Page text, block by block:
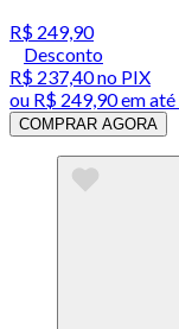
R$ 249,90
Desconto
R$ 237,40no PIX
ou R$ 249,90em até
COMPRAR AGORA